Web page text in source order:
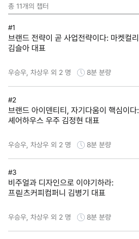
총 11개의 챕터
#1
브랜드 전략이 곧 사업전략이다: 마켓컬리
김슬아 대표
우승우, 차상우 외 2 명 8분 분량
#2
브랜드 아이덴티티, 자기다움이 핵심이다:
셰어하우스 우주 김정현 대표
우승우, 차상우 외 2 명 8분 분량
#3
비주얼과 디자인으로 이야기하라:
프릳츠커피컴퍼니 김병기 대표
우승우, 차상우 외 2 명 8분 분량